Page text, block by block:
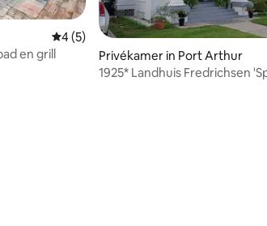
recensies
Gemiddelde beoordeling van 4 uit 5, 5
4 (5)
en grill
Privékamer in Port Arthur
1925* Landhuis Fredrichsen